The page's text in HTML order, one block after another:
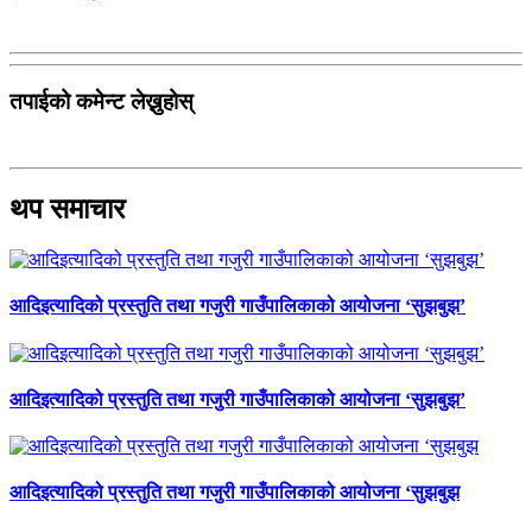
तपाईको कमेन्ट लेख्नुहोस्
थप समाचार
आदिइत्यादिको प्रस्तुति तथा गजुरी गाउँपालिकाको आयोजना ‘सुझबुझ’
आदिइत्यादिको प्रस्तुति तथा गजुरी गाउँपालिकाको आयोजना ‘सुझबुझ’
आदिइत्यादिको प्रस्तुति तथा गजुरी गाउँपालिकाको आयोजना ‘सुझबुझ